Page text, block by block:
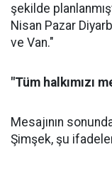
şekilde
Nisan Pazar
ve Van."
"Tüm halkımızı
Mesajının
Şimşek, şu